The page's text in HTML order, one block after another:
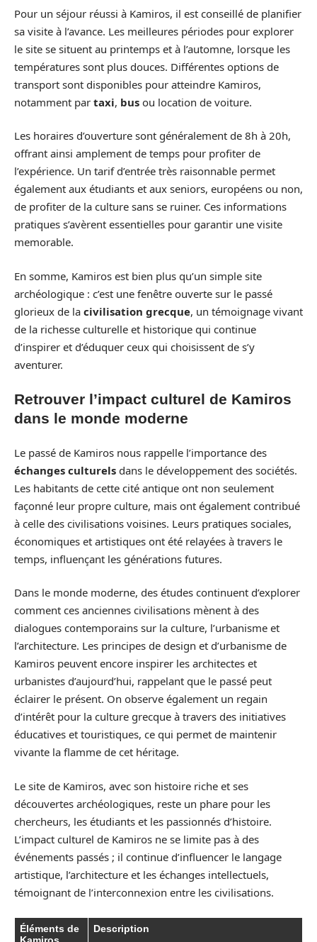
Pour un séjour réussi à Kamiros, il est conseillé de planifier
sa visite à l’avance. Les meilleures périodes pour explorer
le site se situent au printemps et à l’automne, lorsque les
températures sont plus douces. Différentes options de
transport sont disponibles pour atteindre Kamiros,
notamment par taxi, bus ou location de voiture.
Les horaires d’ouverture sont généralement de 8h à 20h,
offrant ainsi amplement de temps pour profiter de
l’expérience. Un tarif d’entrée très raisonnable permet
également aux étudiants et aux seniors, européens ou non,
de profiter de la culture sans se ruiner. Ces informations
pratiques s’avèrent essentielles pour garantir une visite
memorable.
En somme, Kamiros est bien plus qu’un simple site
archéologique : c’est une fenêtre ouverte sur le passé
glorieux de la civilisation grecque, un témoignage vivant
de la richesse culturelle et historique qui continue
d’inspirer et d’éduquer ceux qui choisissent de s’y
aventurer.
Retrouver l’impact culturel de Kamiros
dans le monde moderne
Le passé de Kamiros nous rappelle l’importance des
échanges culturels dans le développement des sociétés.
Les habitants de cette cité antique ont non seulement
façonné leur propre culture, mais ont également contribué
à celle des civilisations voisines. Leurs pratiques sociales,
économiques et artistiques ont été relayées à travers le
temps, influençant les générations futures.
Dans le monde moderne, des études continuent d’explorer
comment ces anciennes civilisations mènent à des
dialogues contemporains sur la culture, l’urbanisme et
l’architecture. Les principes de design et d’urbanisme de
Kamiros peuvent encore inspirer les architectes et
urbanistes d’aujourd’hui, rappelant que le passé peut
éclairer le présent. On observe également un regain
d’intérêt pour la culture grecque à travers des initiatives
éducatives et touristiques, ce qui permet de maintenir
vivante la flamme de cet héritage.
Le site de Kamiros, avec son histoire riche et ses
découvertes archéologiques, reste un phare pour les
chercheurs, les étudiants et les passionnés d’histoire.
L’impact culturel de Kamiros ne se limite pas à des
événements passés ; il continue d’influencer le langage
artistique, l’architecture et les échanges intellectuels,
témoignant de l’interconnexion entre les civilisations.
Éléments de
Description